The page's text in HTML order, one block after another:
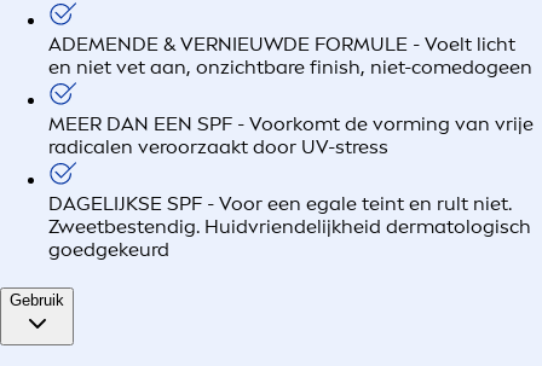
ADEMENDE & VERNIEUWDE FORMULE - Voelt licht
en niet vet aan, onzichtbare finish, niet-comedogeen
MEER DAN EEN SPF - Voorkomt de vorming van vrije
radicalen veroorzaakt door UV-stress
DAGELIJKSE SPF - Voor een egale teint en rult niet.
Zweetbestendig. Huidvriendelijkheid dermatologisch
goedgekeurd
Gebruik